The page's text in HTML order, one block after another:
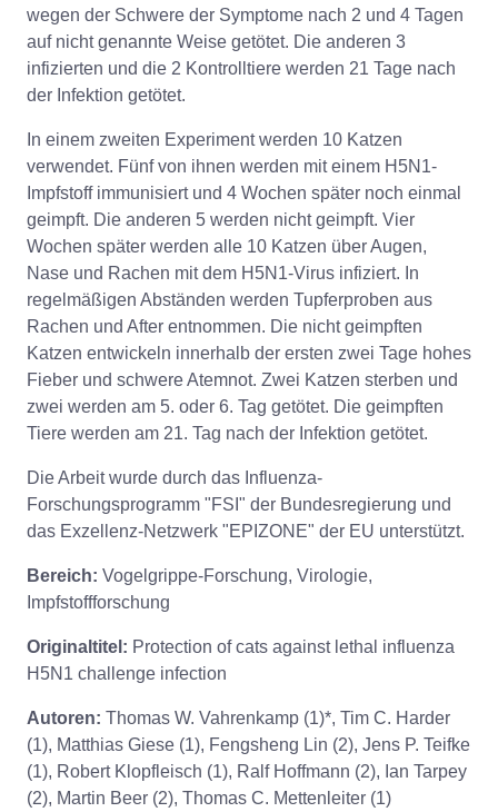
wegen der Schwere der Symptome nach 2 und 4 Tagen
auf nicht genannte Weise getötet. Die anderen 3
infizierten und die 2 Kontrolltiere werden 21 Tage nach
der Infektion getötet.
In einem zweiten Experiment werden 10 Katzen
verwendet. Fünf von ihnen werden mit einem H5N1-
Impfstoff immunisiert und 4 Wochen später noch einmal
geimpft. Die anderen 5 werden nicht geimpft. Vier
Wochen später werden alle 10 Katzen über Augen,
Nase und Rachen mit dem H5N1-Virus infiziert. In
regelmäßigen Abständen werden Tupferproben aus
Rachen und After entnommen. Die nicht geimpften
Katzen entwickeln innerhalb der ersten zwei Tage hohes
Fieber und schwere Atemnot. Zwei Katzen sterben und
zwei werden am 5. oder 6. Tag getötet. Die geimpften
Tiere werden am 21. Tag nach der Infektion getötet.
Die Arbeit wurde durch das Influenza-
Forschungsprogramm "FSI" der Bundesregierung und
das Exzellenz-Netzwerk "EPIZONE" der EU unterstützt.
Bereich: Vogelgrippe-Forschung, Virologie,
Impfstoffforschung
Originaltitel: Protection of cats against lethal influenza
H5N1 challenge infection
Autoren: Thomas W. Vahrenkamp (1)*, Tim C. Harder
(1), Matthias Giese (1), Fengsheng Lin (2), Jens P. Teifke
(1), Robert Klopfleisch (1), Ralf Hoffmann (2), Ian Tarpey
(2), Martin Beer (2), Thomas C. Mettenleiter (1)